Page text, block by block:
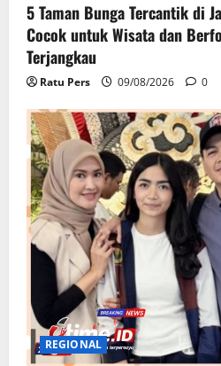
5 Taman Bunga Tercantik di
Cocok untuk Wisata dan
Terjangkau
Ratu Pers 09/08/2026 0
REGIONAL